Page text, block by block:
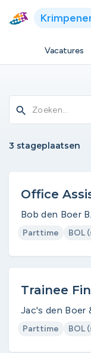
Vacatures
search
3 stageplaatsen
Office
Bob den Boer
Parttime BOL
Trainee
Jac's den Boer
Parttime BOL